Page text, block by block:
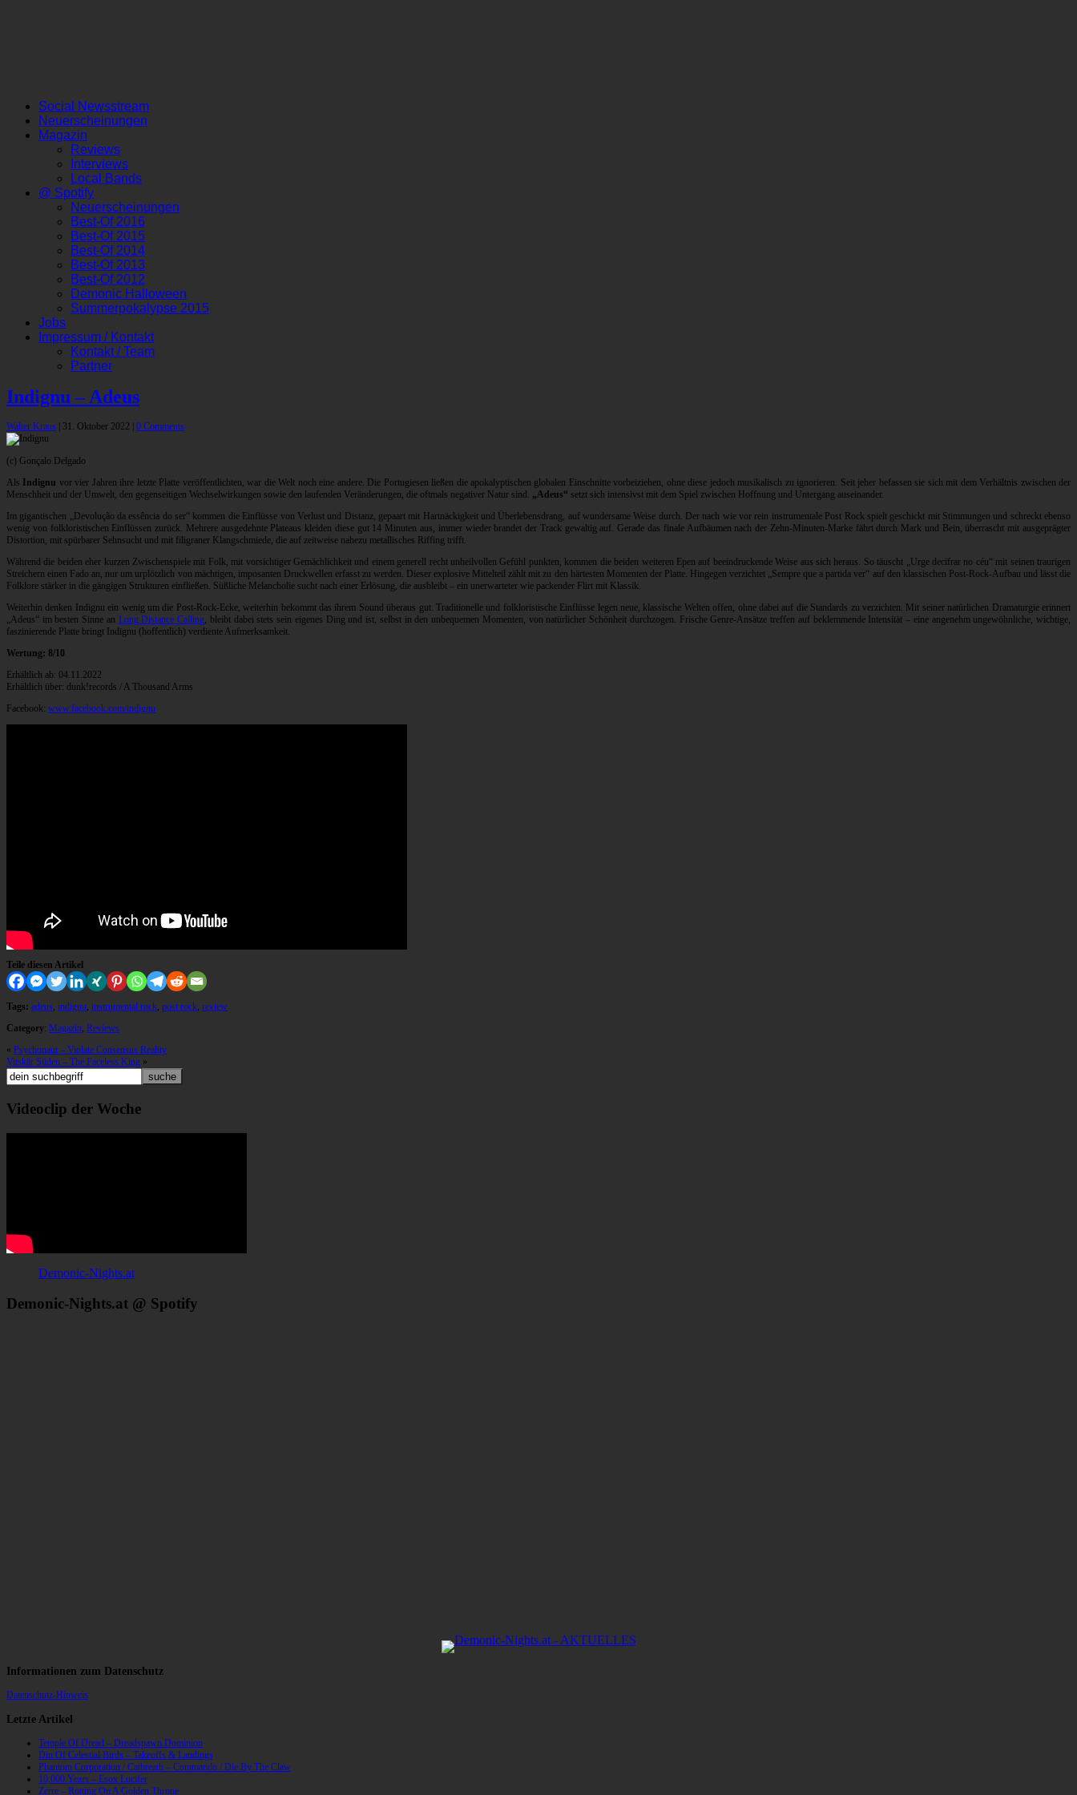
Social Newsstream
Neuerscheinungen
Magazin
Reviews
Interviews
Local Bands
@ Spotify
Neuerscheinungen
Best-Of 2016
Best-Of 2015
Best-Of 2014
Best-Of 2013
Best-Of 2012
Demonic Halloween
Summerpokalypse 2015
Jobs
Impressum / Kontakt
Kontakt / Team
Partner
Indignu – Adeus
Walter Kraus 31. Oktober 2022 0 Comments
(c) Gonçalo Delgado
Als
Indignu vor vier Jahren ihre letzte Platte veröffentlichten, war die Welt noch eine andere. Die Portugiesen ließen die apokalyptischen globalen Einschnitte vorbeiziehen, ohne diese jedoch musikalisch zu ignorieren. Seit jeher befassen sie sich mit dem Verhältnis zwischen der
Menschheit und der Umwelt, den gegenseitigen Wechselwirkungen sowie den laufenden Veränderungen, die oftmals negativer Natur sind. „Adeus“ setzt sich intensivst mit dem Spiel zwischen Hoffnung und Untergang auseinander.
Im gigantischen „Devolução da essência do ser“ kommen die Einflüsse von Verlust und Distanz, gepaart mit Hartnäckigkeit und Überlebensdrang, auf wundersame Weise durch. Der nach wie vor rein instrumentale Post Rock spielt geschickt mit Stimmungen und schreckt ebenso
wenig von folkloristischen Einflüssen zurück. Mehrere ausgedehnte Plateaus kleiden diese gut 14 Minuten aus, immer wieder brandet der Track gewaltig auf. Gerade das finale Aufbäumen nach der Zehn-Minuten-Marke fährt durch Mark und Bein, überrascht mit ausgeprägter
Distortion, mit spürbarer Sehnsucht und mit filigraner Klangschmiede, die auf zeitweise nahezu metallisches Riffing trifft.
Während die beiden eher kurzen Zwischenspiele mit Folk, mit vorsichtiger Gemächlichkeit und einem generell recht unheilvollen Gefühl punkten, kommen die beiden weiteren Epen auf beeindruckende Weise aus sich heraus. So täuscht „Urge decifrar no céu“ mit seinen traurigen
Streichern einen Fado an, nur um urplötzlich von mächtigen, imposanten Druckwellen erfasst zu werden. Dieser explosive Mittelteil zählt mit zu den härtesten Momenten der Platte. Hingegen verzichtet „Sempre que a partida ver“ auf den klassischen Post-Rock-Aufbau und lässt die
Folklore stärker in die gängigen Strukturen einfließen. Süßliche Melancholie sucht nach einer Erlösung, die ausbleibt – ein unerwarteter wie packender Flirt mit Klassik.
Weiterhin denken Indignu ein wenig um die Post-Rock-Ecke, weiterhin bekommt das ihrem Sound überaus gut. Traditionelle und folkloristische Einflüsse legen neue, klassische Welten offen, ohne dabei auf die Standards zu verzichten. Mit seiner natürlichen Dramaturgie erinnert
„Adeus“ im besten Sinne an Long Distance Calling, bleibt dabei stets sein eigenes Ding und ist, selbst in den unbequemen Momenten, von natürlicher Schönheit durchzogen. Frische Genre-Ansätze treffen auf beklemmende Intensität – eine angenehm ungewöhnliche, wichtige,
faszinierende Platte bringt Indignu (hoffentlich) verdiente Aufmerksamkeit.
Wertung: 8/10
Erhältlich ab: 04.11.2022
Erhältlich über: dunk!records / A Thousand Arms
Facebook: www.facebook.com/indignu
Teile diesen Artikel
Tags: adeus, indignu, instrumental rock, post rock, review
Category: Magazin, Reviews
« Psychonaut – Violate Consensus Reality
Vitskär Süden – The Faceless King »
Videoclip der Woche
Demonic-Nights.at
Demonic-Nights.at @ Spotify
Informationen zum Datenschutz
Datenschutz-Hinweis
Letzte Artikel
Temple Of Dread – Dreadspawn Dominion
Din Of Celestial Birds – Takeoffs & Landings
Phantom Corporation / Catbreath – Commando / Die By The Claw
10,000 Years – Esox Lucifer
Zerre – Rotting On A Golden Throne